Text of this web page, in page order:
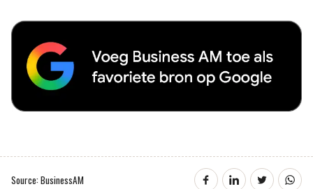
Source: BusinessAM